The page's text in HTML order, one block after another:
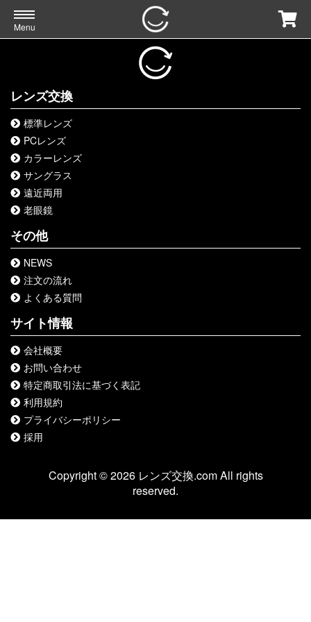
Menu
レンズ交換
標準レンズ
PCレンズ
カラーレンズ
サングラス
遠近両用
老眼鏡
その他
NEWS
注文の流れ
よくある質問
サイト情報
会社概要
お問い合わせ
特定商取引法に基づく表記
利用規約
プライバシーポリシー
採用
Copyright © 2026 レンズ交換.com All rights
reserved.